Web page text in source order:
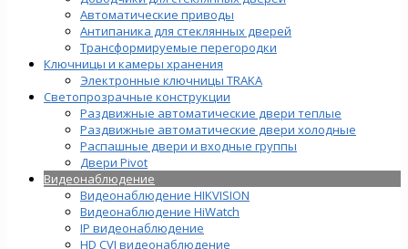
Автоматические приводы
Антипаника для стеклянных дверей
Трансформируемые перегородки
Ключницы и камеры хранения
Электронные ключницы TRAKA
Светопрозрачные конструкции
Раздвижные автоматические двери теплые
Раздвижные автоматические двери холодные
Распашные двери и входные группы
Двери Pivot
Видеонаблюдение
Видеонаблюдение HIKVISION
Видеонаблюдение HiWatch
IP видеонаблюдение
HD CVI видеонаблюдение